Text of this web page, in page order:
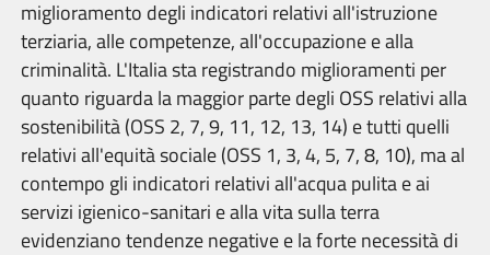
miglioramento degli indicatori relativi all'istruzione
terziaria, alle competenze, all'occupazione e alla
criminalità. L'Italia sta registrando miglioramenti per
quanto riguarda la maggior parte degli OSS relativi alla
sostenibilità (OSS 2, 7, 9, 11, 12, 13, 14) e tutti quelli
relativi all'equità sociale (OSS 1, 3, 4, 5, 7, 8, 10), ma al
contempo gli indicatori relativi all'acqua pulita e ai
servizi igienico-sanitari e alla vita sulla terra
evidenziano tendenze negative e la forte necessità di